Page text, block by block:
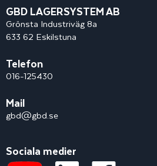
GBD LAGERSYSTEM AB
Grönsta Industriväg 8a
633 62 Eskilstuna
Telefon
016-125430
Mail
gbd@gbd.se
Sociala medier